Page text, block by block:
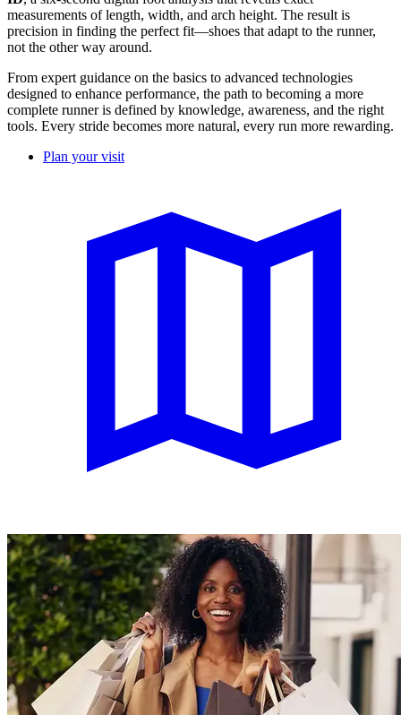
measurements of length, width, and arch height. The result is
precision in finding the perfect fit—shoes that adapt to the runner,
not the other way around.
From expert guidance on the basics to advanced technologies
designed to enhance performance, the path to becoming a more
complete runner is defined by knowledge, awareness, and the right
tools. Every stride becomes more natural, every run more rewarding.
Plan your visit